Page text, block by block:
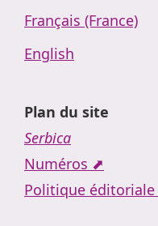
Français (France)
English
Plan du site
Serbica
Numéros ⬈
Politique